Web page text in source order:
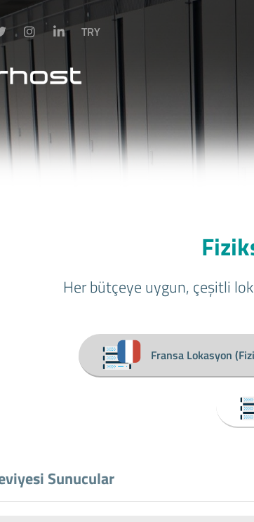
TRY
Her bütçeye uygun, çeşitli
Fransa Lokasyon
Sunucular